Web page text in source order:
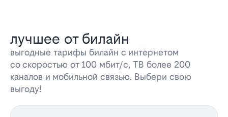
лучшее от билайн
выгодные тарифы билайн с интернетом
со скоростью от 100 мбит/с, ТВ более 200
каналов и мобильной связью. Выбери свою
выгоду!